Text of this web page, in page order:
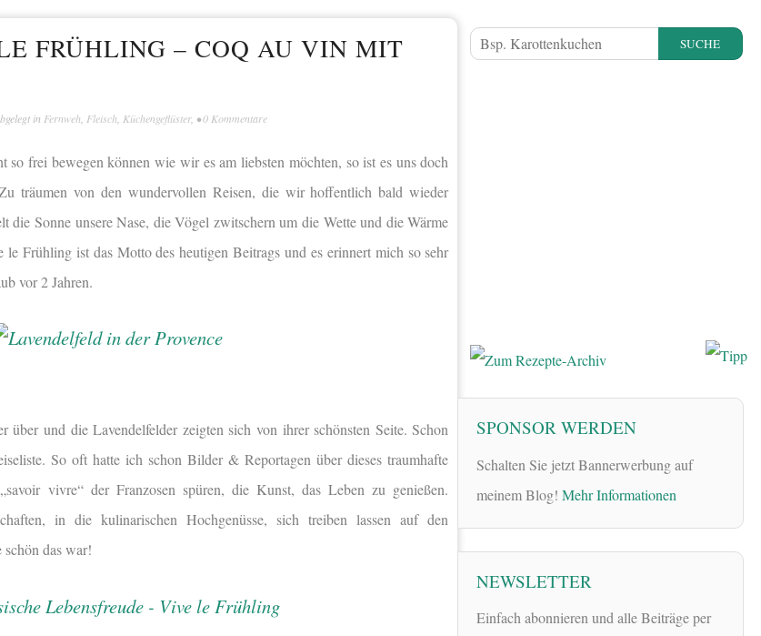
FRÜHLING – COQ AU VIN MIT
in Fernweh, Fleisch, Küchengeflüster, •0 Kommentare
so frei bewegen können wie wir es am liebsten möchten, so ist es uns doch
träumen von den wundervollen Reisen, die wir hoffentlich bald wieder
die Sonne unsere Nase, die Vögel zwitschern um die Wette und die Wärme
Frühling ist das Motto des heutigen Beitrags und es erinnert mich so sehr
vor 2 Jahren.
und die Lavendelfelder zeigten sich von ihrer schönsten Seite. Schon
So oft hatte ich schon Bilder & Reportagen über dieses traumhafte
vivre“ der Franzosen spüren, die Kunst, das Leben zu genießen.
in die kulinarischen Hochgenüsse, sich treiben lassen auf den
das war!
SUCHE
SPONSOR WERDEN
Schalten Sie jetzt Bannerwerbung auf
meinem Blog! Mehr Informationen
NEWSLETTER
Einfach abonnieren und alle Beiträge per